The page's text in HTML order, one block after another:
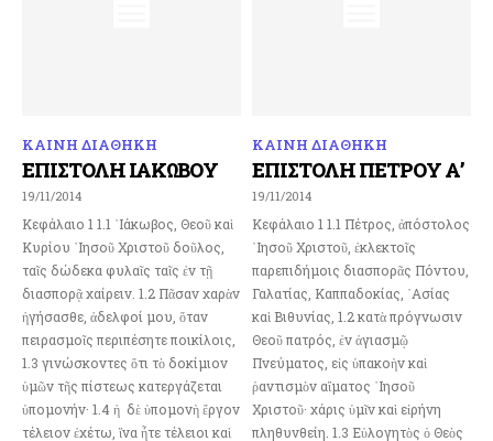
ΚΑΙΝΗ ΔΙΑΘΗΚΗ
ΕΠΙΣΤΟΛΗ ΙΑΚΩΒΟΥ
19/11/2014
Κεφάλαιο 1 1.1 ᾿Ιάκωβος, Θεοῦ καὶ
Κυρίου ᾿Ιησοῦ Χριστοῦ δοῦλος,
ταῖς δώδεκα φυλαῖς ταῖς ἐν τῇ
διασπορᾷ χαίρειν. 1.2 Πᾶσαν χαρὰν
ἡγήσασθε, ἀδελφοί μου, ὅταν
πειρασμοῖς περιπέσητε ποικίλοις,
1.3 γινώσκοντες ὅτι τὸ δοκίμιον
ὑμῶν τῆς πίστεως κατεργάζεται
ὑπομονήν· 1.4 ἡ δὲ ὑπομονὴ ἔργον
τέλειον ἐχέτω, ἵνα ἦτε τέλειοι καὶ
ΚΑΙΝΗ ΔΙΑΘΗΚΗ
ΕΠΙΣΤΟΛΗ ΠΕΤΡΟΥ Α’
19/11/2014
Κεφάλαιο 1 1.1 Πέτρος, ἀπόστολος
᾿Ιησοῦ Χριστοῦ, ἐκλεκτοῖς
παρεπιδήμοις διασπορᾶς Πόντου,
Γαλατίας, Καππαδοκίας, ᾿Ασίας
καὶ Βιθυνίας, 1.2 κατὰ πρόγνωσιν
Θεοῦ πατρός, ἐν ἁγιασμῷ
Πνεύματος, εἰς ὑπακοὴν καὶ
ῥαντισμὸν αἵματος ᾿Ιησοῦ
Χριστοῦ· χάρις ὑμῖν καὶ εἰρήνη
πληθυνθείη. 1.3 Εὐλογητὸς ὁ Θεὸς